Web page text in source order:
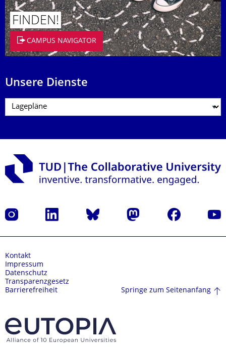
FINDEN!
CAMPUS NAVIGATOR
Unsere Dienste
Instagram LinkedIn Bluesky Mastodon Facebook
Kontakt
Impressum
Datenschutz
Transparenzgesetz
Barrierefreiheit
Springe zum Seitenanfang